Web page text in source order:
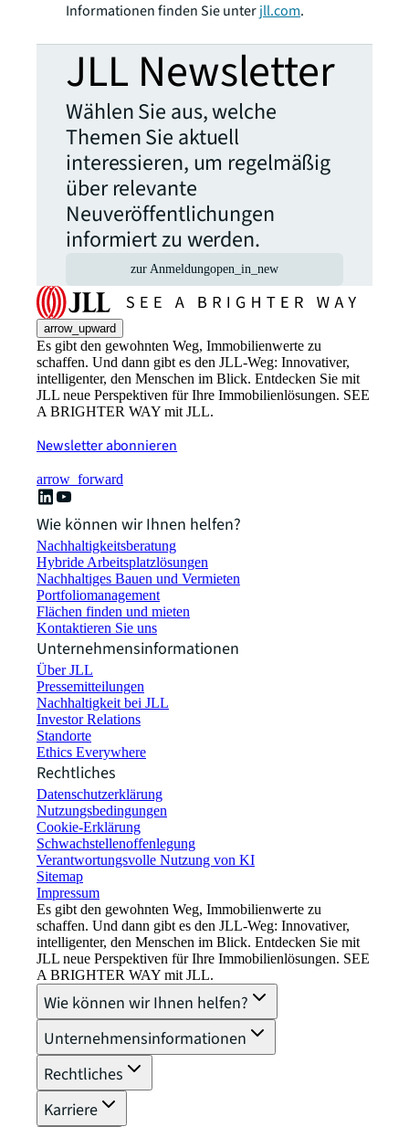
Informationen finden Sie unterjll.com.
JLL Newsletter
Wählen Sie aus, welche
Themen Sie aktuell
interessieren, um regelmäßig
über relevante
Neuveröffentlichungen
informiert zu werden.
zur Anmeldungopen_in_new
arrow_upward
Es gibt den gewohnten Weg, Immobilienwerte zu
schaffen. Und dann gibt es den JLL-Weg: Innovativer,
intelligenter, den Menschen im Blick. Entdecken Sie mit
JLL neue Perspektiven für Ihre Immobilienlösungen. SEE
A BRIGHTER WAY mit JLL.
Newsletter abonnieren
arrow_forward
Wie können wir Ihnen helfen?
Nachhaltigkeitsberatung
Hybride Arbeitsplatzlösungen
Nachhaltiges Bauen und Vermieten
Portfoliomanagement
Flächen finden und mieten
Kontaktieren Sie uns
Unternehmensinformationen
Über JLL
Pressemitteilungen
Nachhaltigkeit bei JLL
Investor Relations
Standorte
Ethics Everywhere
Rechtliches
Datenschutzerklärung
Nutzungsbedingungen
Cookie-Erklärung
Schwachstellenoffenlegung
Verantwortungsvolle Nutzung von KI
Sitemap
Impressum​
Es gibt den gewohnten Weg, Immobilienwerte zu
schaffen. Und dann gibt es den JLL-Weg: Innovativer,
intelligenter, den Menschen im Blick. Entdecken Sie mit
JLL neue Perspektiven für Ihre Immobilienlösungen. SEE
A BRIGHTER WAY mit JLL.
Wie können wir Ihnen helfen?
Unternehmensinformationen
Rechtliches
Karriere